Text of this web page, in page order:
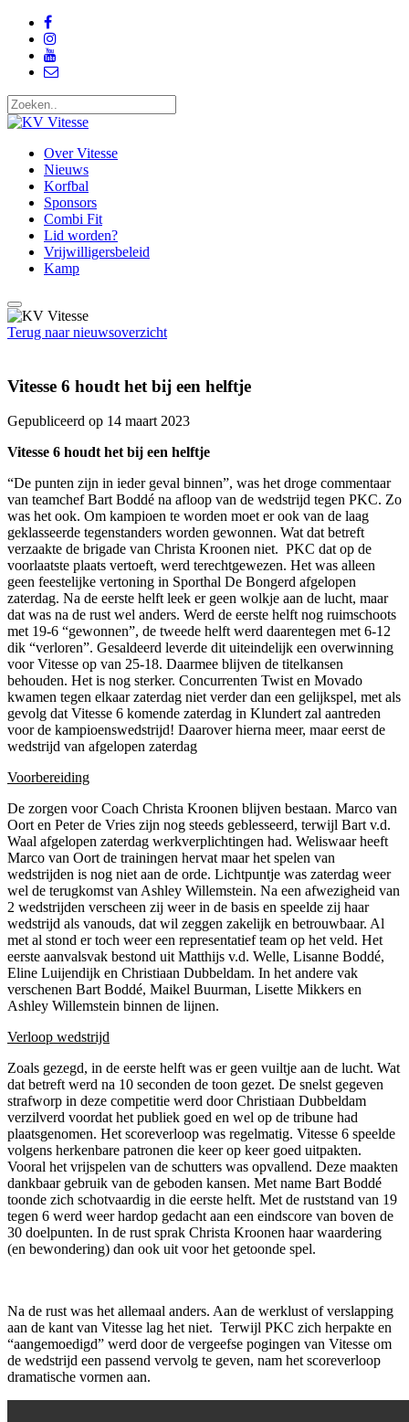
Over Vitesse
Nieuws
Korfbal
Sponsors
Combi Fit
Lid worden?
Vrijwilligersbeleid
Kamp
Terug naar nieuwsoverzicht
Vitesse 6 houdt het bij een helftje
Gepubliceerd op 14 maart 2023
Vitesse 6 houdt het bij een helftje
“De punten zijn in ieder geval binnen”, was het droge commentaar
van teamchef Bart Boddé na afloop van de wedstrijd tegen PKC. Zo
was het ook. Om kampioen te worden moet er ook van de laag
geklasseerde tegenstanders worden gewonnen. Wat dat betreft
verzaakte de brigade van Christa Kroonen niet. PKC dat op de
voorlaatste plaats vertoeft, werd terechtgewezen. Het was alleen
geen feestelijke vertoning in Sporthal De Bongerd afgelopen
zaterdag. Na de eerste helft leek er geen wolkje aan de lucht, maar
dat was na de rust wel anders. Werd de eerste helft nog ruimschoots
met 19-6 “gewonnen”, de tweede helft werd daarentegen met 6-12
dik “verloren”. Gesaldeerd leverde dit uiteindelijk een overwinning
voor Vitesse op van 25-18. Daarmee blijven de titelkansen
behouden. Het is nog sterker. Concurrenten Twist en Movado
kwamen tegen elkaar zaterdag niet verder dan een gelijkspel, met als
gevolg dat Vitesse 6 komende zaterdag in Klundert zal aantreden
voor de kampioenswedstrijd! Daarover hierna meer, maar eerst de
wedstrijd van afgelopen zaterdag
Voorbereiding
De zorgen voor Coach Christa Kroonen blijven bestaan. Marco van
Oort en Peter de Vries zijn nog steeds geblesseerd, terwijl Bart v.d.
Waal afgelopen zaterdag werkverplichtingen had. Weliswaar heeft
Marco van Oort de trainingen hervat maar het spelen van
wedstrijden is nog niet aan de orde. Lichtpuntje was zaterdag weer
wel de terugkomst van Ashley Willemstein. Na een afwezigheid van
2 wedstrijden verscheen zij weer in de basis en speelde zij haar
wedstrijd als vanouds, dat wil zeggen zakelijk en betrouwbaar. Al
met al stond er toch weer een representatief team op het veld. Het
eerste aanvalsvak bestond uit Matthijs v.d. Welle, Lisanne Boddé,
Eline Luijendijk en Christiaan Dubbeldam. In het andere vak
verschenen Bart Boddé, Maikel Buurman, Lisette Mikkers en
Ashley Willemstein binnen de lijnen.
Verloop wedstrijd
Zoals gezegd, in de eerste helft was er geen vuiltje aan de lucht. Wat
dat betreft werd na 10 seconden de toon gezet. De snelst gegeven
strafworp in deze competitie werd door Christiaan Dubbeldam
verzilverd voordat het publiek goed en wel op de tribune had
plaatsgenomen. Het scoreverloop was regelmatig. Vitesse 6 speelde
volgens herkenbare patronen die keer op keer goed uitpakten.
Vooral het vrijspelen van de schutters was opvallend. Deze maakten
dankbaar gebruik van de geboden kansen. Met name Bart Boddé
toonde zich schotvaardig in die eerste helft. Met de ruststand van 19
tegen 6 werd weer hardop gedacht aan een eindscore van boven de
30 doelpunten. In de rust sprak Christa Kroonen haar waardering
(en bewondering) dan ook uit voor het getoonde spel.
Na de rust was het allemaal anders. Aan de werklust of verslapping
aan de kant van Vitesse lag het niet. Terwijl PKC zich herpakte en
“aangemoedigd” werd door de vergeefse pogingen van Vitesse om
de wedstrijd een passend vervolg te geven, nam het scoreverloop
dramatische vormen aan.